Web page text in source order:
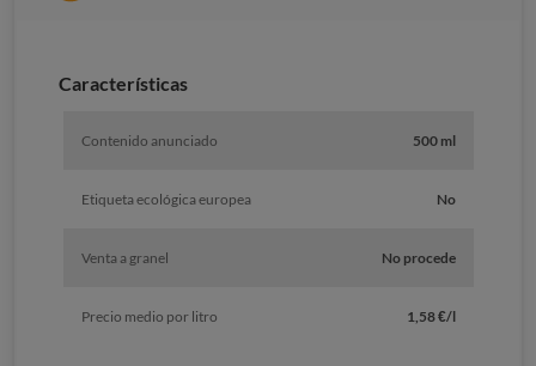
Características
Contenido anunciado 500 ml
Etiqueta ecológica europea No
Venta a granel No procede
Precio medio por litro 1,58 €/l